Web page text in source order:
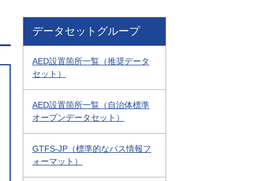
データセットグループ
AED設置箇所一覧（推奨データ
セット）
AED設置箇所一覧（自治体標準
オープンデータセット）
GTFS-JP（標準的なバス情報フ
ォーマット）